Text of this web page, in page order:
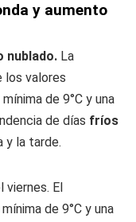
y aumento
nublado. La
los valores
de 9°C y una
de días fríos
y la tarde.
viernes. El
de 9°C y una